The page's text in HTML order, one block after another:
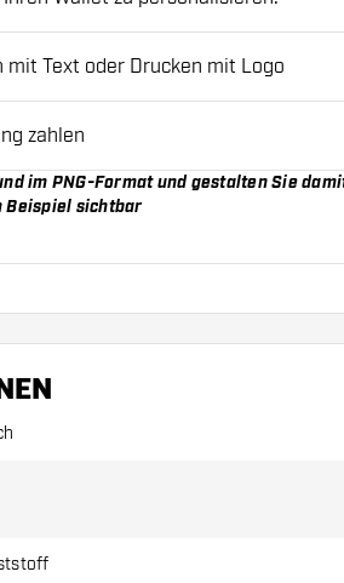
Text oder Drucken mit Logo
zahlen
im PNG-Format und gestalten Sie
Beispiel sichtbar
zurückgeschickt